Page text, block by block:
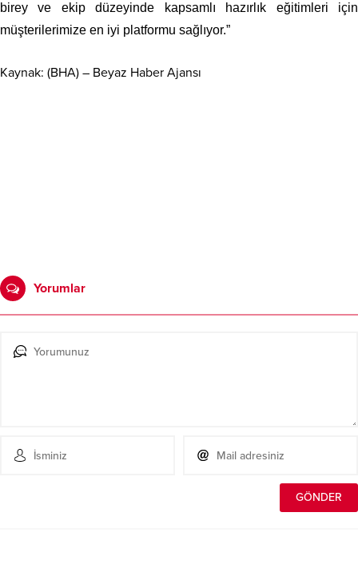
birey ve ekip düzeyinde kapsamlı hazırlık eğitimleri için
müşterilerimize en iyi platformu sağlıyor.”
Kaynak: (BHA) – Beyaz Haber Ajansı
Yorumlar